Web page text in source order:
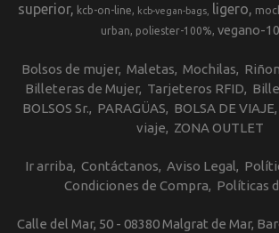
superior
kcb-on-line kcb-vegan-bags ligero
urban
poliester-100% vegano-
Bolsos de mujer Maletas Mochilas
Billeteras de Mujer Tarjeteros RFID
BOLSOS Sr.
PARAGÜAS BOLSA DE VIAJE
viaje
ZONA OUTLET
Ir arriba Contáctanos Aviso Legal
Condiciones de Compra
Políticas
Calle del Mar, 50 - 08380 Malgrat de Mar,